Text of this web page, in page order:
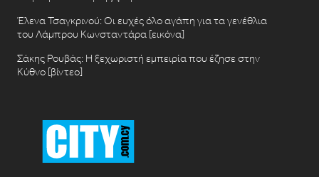
Έλενα Τσαγκρινού: Οι ευχές όλο αγάπη για τα γενέθλια
του Λάμπρου Κωνσταντάρα [εικόνα]
Σάκης Ρουβάς: Η ξεχωριστή εμπειρία που έζησε στην
Κύθνο [βίντεο]